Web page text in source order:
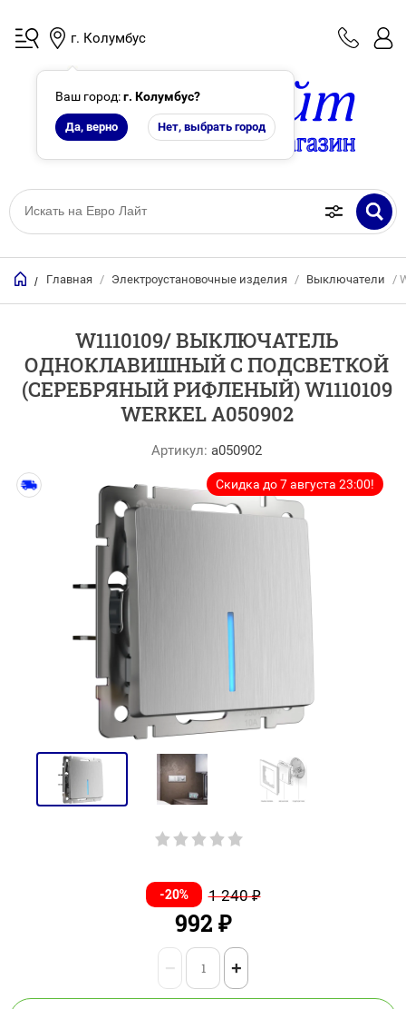
г. Колумбус
Ваш город:г. Колумбус?
Да, верно Нет, выбрать город
/ Главная / Электроустановочные изделия / Выключатели /
W1110109/ ВЫКЛЮЧАТЕЛЬ
ОДНОКЛАВИШНЫЙ С ПОДСВЕТКОЙ
(CЕРЕБРЯНЫЙ РИФЛЕНЫЙ) W1110109
WERKEL A050902
Артикул: a050902
Скидка до 7 августа 23:00!
-20% 1 240₽
992 ₽
− +